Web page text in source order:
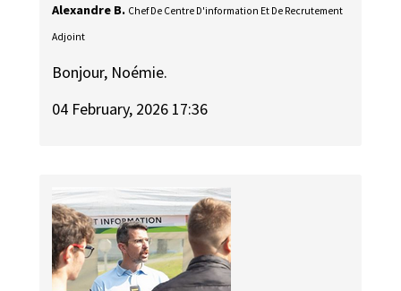
Alexandre B. Chef De Centre D'information Et De Recrutement
Adjoint
Bonjour, Noémie.
04 February, 2026 17:36